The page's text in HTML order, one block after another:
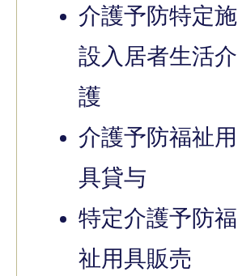
介護予防特定施
設入居者生活介
護
介護予防福祉用
具貸与
特定介護予防福
祉用具販売